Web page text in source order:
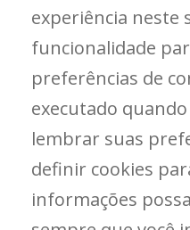
experiência neste
funcionalidade
preferências de
executado
lembrar suas
definir cookies
informações